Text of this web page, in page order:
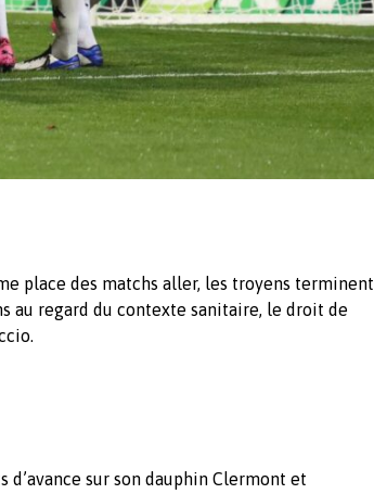
place des matchs aller, les troyens terminent
au regard du contexte sanitaire, le droit de
d’avance sur son dauphin Clermont et